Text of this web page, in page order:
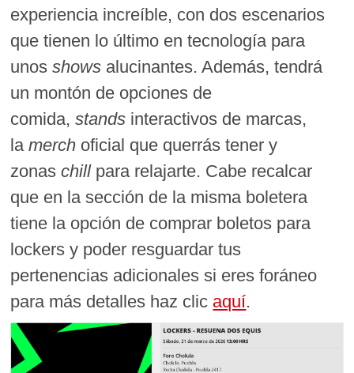
experiencia increíble, con dos escenarios
que tienen lo último en tecnología para
unosshows alucinantes. Además, tendrá
un montón de opciones de
comida,stands interactivos de marcas,
lamerch oficial que querrás tener y
zonaschillpara relajarte. Cabe recalcar
que en la sección de la misma boletera
tiene la opción de comprar boletos para
lockers y poder resguardar tus
pertenencias adicionales si eres foráneo
para más detalles haz clic aquí.